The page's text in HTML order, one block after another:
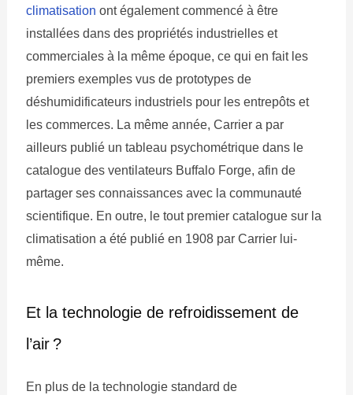
climatisation ont également commencé à être
installées dans des propriétés industrielles et
commerciales à la même époque, ce qui en fait les
premiers exemples vus de prototypes de
déshumidificateurs industriels pour les entrepôts et
les commerces. La même année, Carrier a par
ailleurs publié un tableau psychométrique dans le
catalogue des ventilateurs Buffalo Forge, afin de
partager ses connaissances avec la communauté
scientifique. En outre, le tout premier catalogue sur la
climatisation a été publié en 1908 par Carrier lui-
même.
Et la technologie de refroidissement de
l’air ?
En plus de la technologie standard de